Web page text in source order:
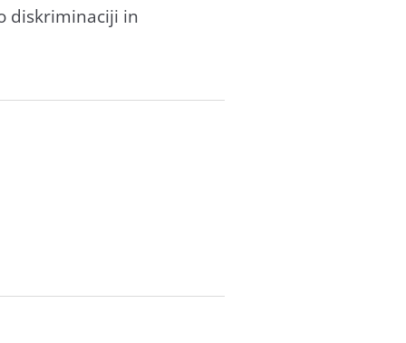
diskriminaciji in